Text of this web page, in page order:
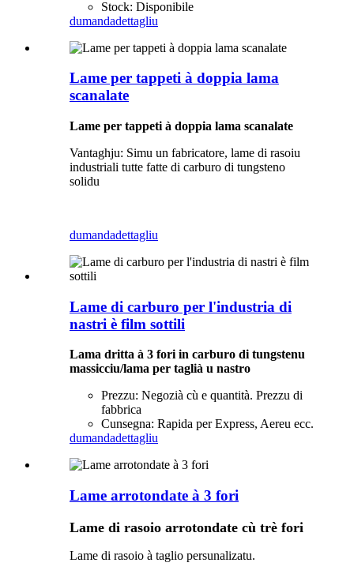
Stock: Disponibile
dumandadettagliu
Lame per tappeti à doppia lama
scanalate
Lame per tappeti à doppia lama scanalate
Vantaghju: Simu un fabricatore, lame di rasoiu
industriali tutte fatte di carburo di tungsteno
solidu
dumandadettagliu
Lame di carburo per l'industria di
nastri è film sottili
Lama dritta à 3 fori in carburo di tungstenu
massicciu/lama per taglià u nastro
Prezzu: Negozià cù e quantità. Prezzu di
fabbrica
Cunsegna: Rapida per Express, Aereu ecc.
dumandadettagliu
Lame arrotondate à 3 fori
Lame di rasoio arrotondate cù trè fori
Lame di rasoio à taglio persunalizatu.